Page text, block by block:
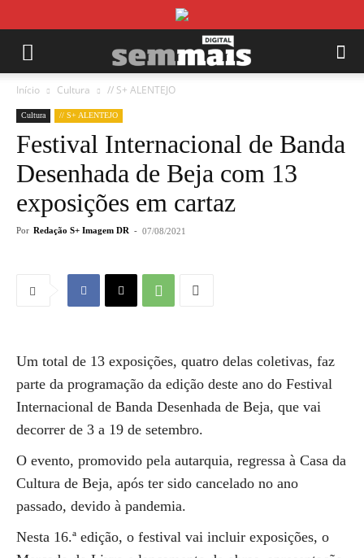
Início Cultura // S+ ALENTEJO
Cultura // S+ ALENTEJO
Festival Internacional de Banda
Desenhada de Beja com 13
exposições em cartaz
Por Redação S+ Imagem DR - 07/08/2021
Um total de 13 exposições, quatro delas coletivas, faz
parte da programação da edição deste ano do Festival
Internacional de Banda Desenhada de Beja, que vai
decorrer de 3 a 19 de setembro.
O evento, promovido pela autarquia, regressa à Casa da
Cultura de Beja, após ter sido cancelado no ano
passado, devido à pandemia.
Nesta 16.ª edição, o festival vai incluir exposições, o